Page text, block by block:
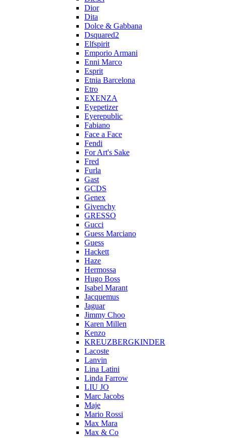
Dior
Dita
Dolce & Gabbana
Dsquared2
Elfspirit
Emporio Armani
Enni Marco
Esprit
Etnia Barcelona
Etro
EXENZA
Eyepetizer
Eyerepublic
Fabiano
Face a Face
Fendi
For Art's Sake
Fred
Furla
Gast
GCDS
Genex
Givenchy
GRESSO
Gucci
Guess Marciano
Guess
Hackett
Haze
Hermossa
Hugo Boss
Isabel Marant
Jacquemus
Jaguar
Jimmy Choo
Karen Millen
Kenzo
KREUZBERGKINDER
Lacoste
Lanvin
Lina Latini
Linda Farrow
LIU JO
Marc Jacobs
Maje
Mario Rossi
Max Mara
Max & Co